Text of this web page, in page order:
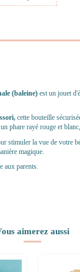
(baleine) est un jouet
cette bouteille
phare rayé rouge et
stimuler la vue de votre
magique.
aux parents.
aimerez aussi